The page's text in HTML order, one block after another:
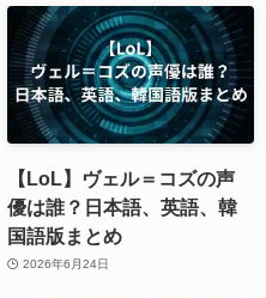
【LoL】ヴェル＝コズの声
優は誰？日本語、英語、韓
国語版まとめ
2026年6月24日